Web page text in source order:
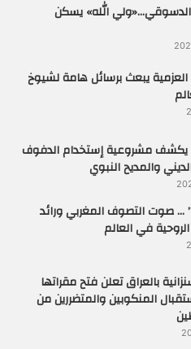
الدسوقي…«ولي الله» يسكن
يبعث برسائل هامة لشيوخ
مشروعية إستخدام الدفوف
والمديح النبوي
… صوت التصوف المغربي ورائد
في العالم
بالعراق تعلن فتح مقراتها
المنكوبين والمتضررين من